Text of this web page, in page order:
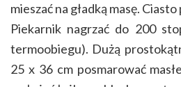
mieszać na gładką masę.
Piekarnik nagrzać do 200
termoobiegu). Dużą
25 x 36 cm posmarować